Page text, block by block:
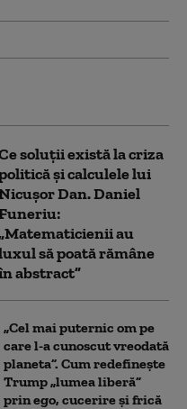
soluții există la criza
și calculele lui
Dan. Daniel
au
să poată rămâne
abstract”
„Cel mai puternic om pe
care l-a cunoscut vreodată
planeta”. Cum redefinește
Trump „lumea liberă”
prin ego, cucerire și frică